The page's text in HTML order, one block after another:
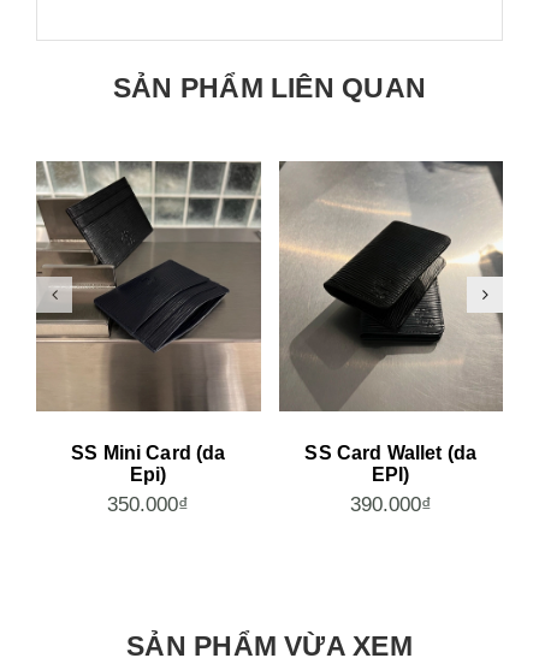
SẢN PHẨM LIÊN QUAN
SS Mini Card (da
Epi)
350.000₫
SS Card Wallet (da
EPI)
390.000₫
SẢN PHẨM VỪA XEM